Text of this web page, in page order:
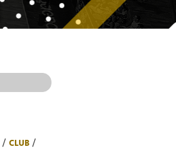
CLUB